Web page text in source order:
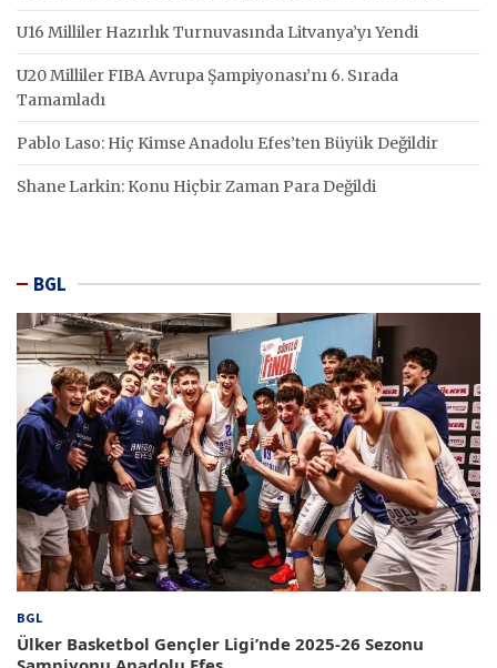
U16 Milliler Hazırlık Turnuvasında Litvanya’yı Yendi
U20 Milliler FIBA Avrupa Şampiyonası’nı 6. Sırada
Tamamladı
Pablo Laso: Hiç Kimse Anadolu Efes’ten Büyük Değildir
Shane Larkin: Konu Hiçbir Zaman Para Değildi
BGL
BGL
Ülker Basketbol Gençler Ligi’nde 2025-26 Sezonu